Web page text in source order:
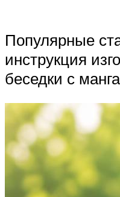
Популярные
инструкция
беседки с